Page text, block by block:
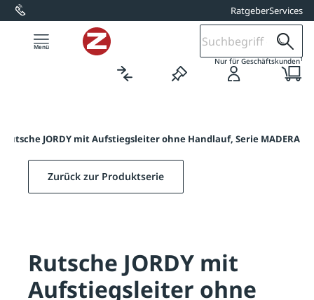
springen RatgeberServices
Nur für Geschäftskunden1
Rutsche JORDY mit Aufstiegsleiter ohne Handlauf, Serie MADERA
Zurück zur Produktserie
Rutsche JORDY mit
Aufstiegsleiter ohne